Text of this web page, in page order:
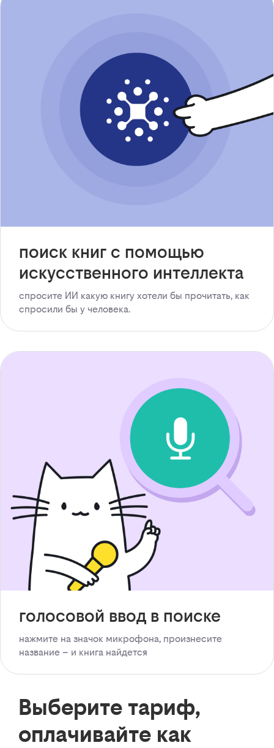
поиск книг с помощью
искусственного интеллекта
спросите ИИ какую книгу хотели бы прочитать, как
спросили бы у человека.
голосовой ввод в поиске
нажмите на значок микрофона, произнесите
название – и книга найдется
Выберите тариф,
оплачивайте как